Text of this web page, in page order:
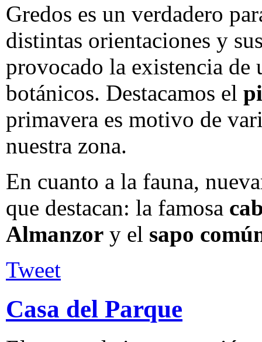
Gredos es un verdadero
distintas orientaciones y
provocado la existencia de
botánicos. Destacamos el
primavera es motivo de
nuestra zona.
En cuanto a la fauna,
que destacan: la famosa
Almanzor y el sapo
Tweet
Casa del Parque